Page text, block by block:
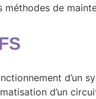
méthodes de
d’un
d’un